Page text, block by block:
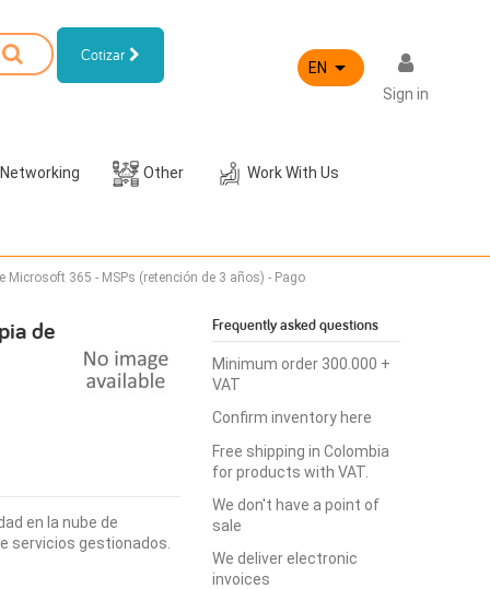
Cotizar
EN 
Sign in
Other Work With Us
Microsoft 365 - MSPs (retención de 3 años) - Pago
de
en la nube de
servicios gestionados.
Frequently asked questions
Minimum order 300.000 +
VAT
Confirm inventory here
Free shipping in Colombia
for products with VAT.
We don't have a point of
sale
We deliver electronic
invoices